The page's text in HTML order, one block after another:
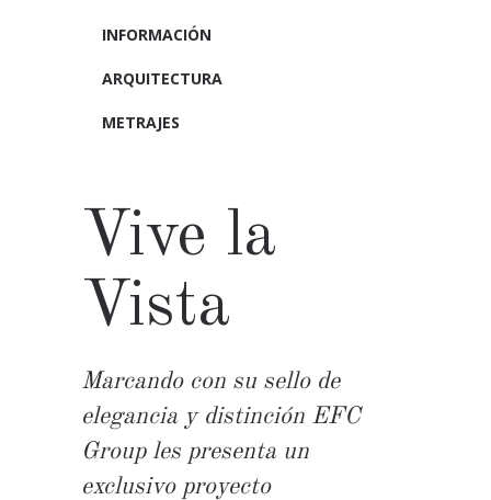
INFORMACIÓN
ARQUITECTURA
METRAJES
Vive la
Vista
Marcando con su sello de
elegancia y distinción EFC
Group les presenta un
exclusivo proyecto